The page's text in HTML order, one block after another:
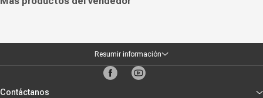
Resumir información
Contáctanos